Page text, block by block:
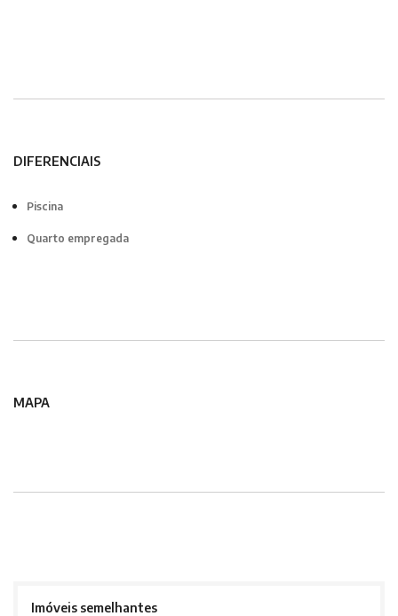
DIFERENCIAIS
Piscina
Quarto empregada
MAPA
Imóveis semelhantes